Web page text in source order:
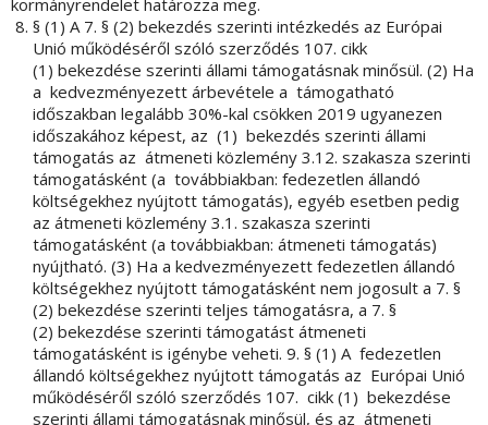
kormányrendelet határozza meg.
§ (1) A 7. § (2) bekezdés szerinti intézkedés az Európai
Unió működéséről szóló szerződés 107. cikk
(1) bekezdése szerinti állami támogatásnak minősül. (2) Ha
a kedvezményezett árbevétele a támogatható
időszakban legalább 30%-kal csökken 2019 ugyanezen
időszakához képest, az (1) bekezdés szerinti állami
támogatás az átmeneti közlemény 3.12. szakasza szerinti
támogatásként (a továbbiakban: fedezetlen állandó
költségekhez nyújtott támogatás), egyéb esetben pedig
az átmeneti közlemény 3.1. szakasza szerinti
támogatásként (a továbbiakban: átmeneti támogatás)
nyújtható. (3) Ha a kedvezményezett fedezetlen állandó
költségekhez nyújtott támogatásként nem jogosult a 7. §
(2) bekezdése szerinti teljes támogatásra, a 7. §
(2) bekezdése szerinti támogatást átmeneti
támogatásként is igénybe veheti. 9. § (1) A fedezetlen
állandó költségekhez nyújtott támogatás az Európai Unió
működéséről szóló szerződés 107. cikk (1) bekezdése
szerinti állami támogatásnak minősül, és az átmeneti